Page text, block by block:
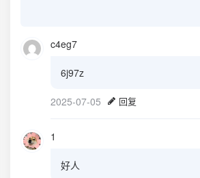
c4eg7
6j97z
2025-07-05 回复
1
好人